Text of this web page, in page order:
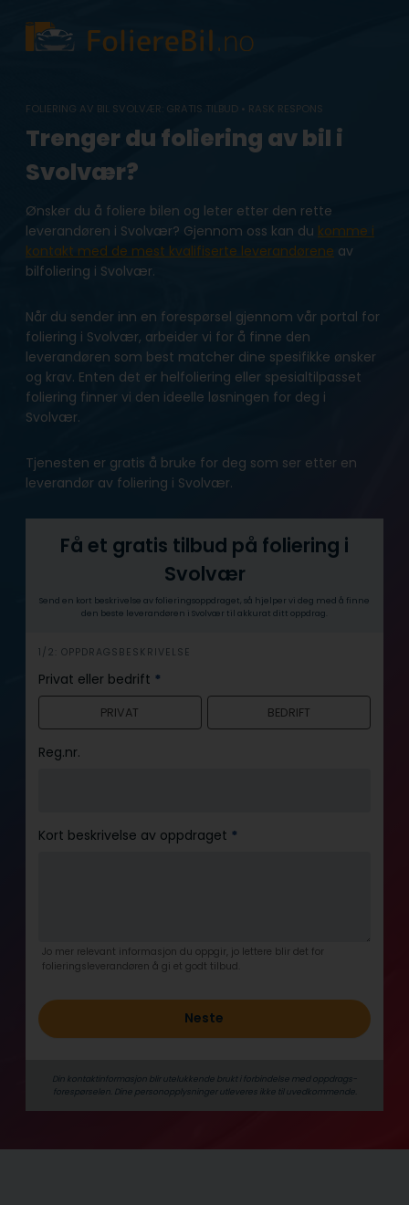
content
FOLIERING AV BIL SVOLVÆR: GRATIS TILBUD • RASK RESPONS
Trenger du foliering av bil i
Svolvær?
Ønsker du å foliere bilen og leter etter den rette
leverandøren i Svolvær? Gjennom oss kan du komme i
kontakt med de mest kvalifiserte leverandørene av
bilfoliering i Svolvær.
Når du sender inn en forespørsel gjennom vår portal for
foliering i Svolvær, arbeider vi for å finne den
leverandøren som best matcher dine spesifikke ønsker
og krav. Enten det er helfoliering eller spesialtilpasset
foliering finner vi den ideelle løsningen for deg i
Svolvær.
Tjenesten er gratis å bruke for deg som ser etter en
leverandør av foliering i Svolvær.
Få et gratis tilbud på foliering i
Svolvær
Send en kort beskrivelse av folieringsoppdraget, så hjelper vi deg med å finne
den beste leverandøren i Svolvær til akkurat ditt oppdrag.
h
e
r
1/2: OPPDRAGSBESKRIVELSE
Privat eller bedrift *
PRIVAT BEDRIFT
Reg.nr.
Kort beskrivelse av oppdraget *
Jo mer relevant informasjon du oppgir, jo lettere blir det for
folieringsleverandøren å gi et godt tilbud.
Neste
Din kontaktinformasjon blir utelukkende brukt i forbindelse med oppdrags­
forespørselen. Dine person­­opplysninger utleveres ikke til uvedkommende.